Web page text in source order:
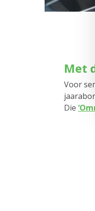
Met
Voor
Die